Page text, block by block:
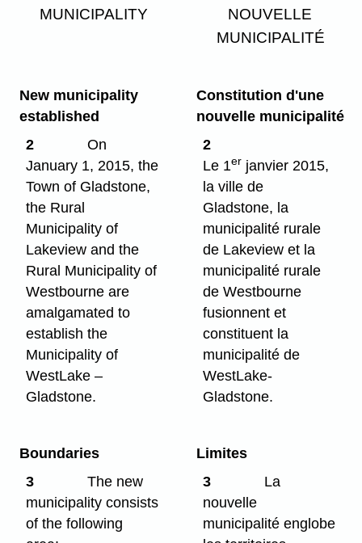
MUNICIPALITY
NOUVELLE
MUNICIPALITÉ
New municipality
established
2
On
January 1, 2015, the
Town of Gladstone,
the Rural
Municipality of
Lakeview and the
Rural Municipality of
Westbourne are
amalgamated to
establish the
Municipality of
WestLake –
Gladstone.
Constitution d'une
nouvelle municipalité
2
Le 1er janvier 2015,
la ville de
Gladstone, la
municipalité rurale
de Lakeview et la
municipalité rurale
de Westbourne
fusionnent et
constituent la
municipalité de
WestLake-
Gladstone.
Boundaries
3
The new
municipality consists
of the following
Limites
3
La
nouvelle
municipalité englobe